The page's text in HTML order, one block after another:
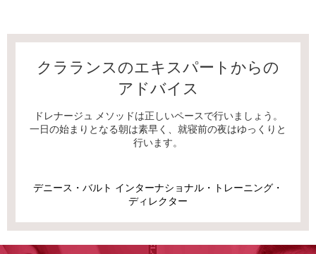
クラランスのエキスパートからの
アドバイス
ドレナージュ メソッドは正しいペースで行いましょう。
一日の始まりとなる朝は素早く、就寝前の夜はゆっくりと
行います。
デニース・バルト インターナショナル・トレーニング・
ディレクター